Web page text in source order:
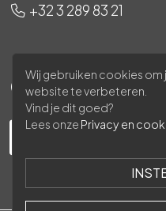
+32 3 289 83 21
Ons volgen
Wij gebruiken cookies
website te verbeteren.
Vind je dit goed?
Lees onze Privacy en